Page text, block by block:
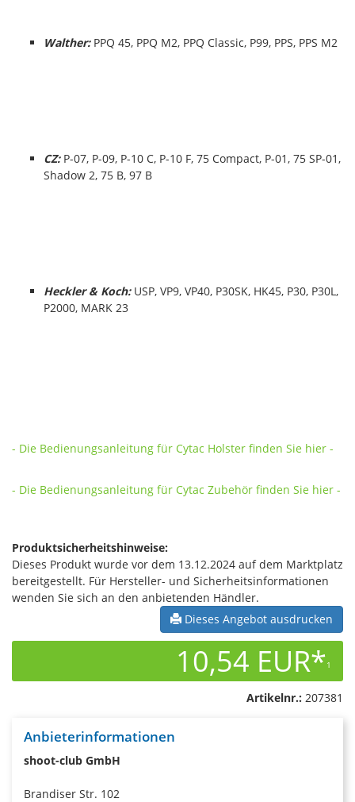
Walther: PPQ 45, PPQ M2, PPQ Classic, P99, PPS, PPS M2
CZ: P-07, P-09, P-10 C, P-10 F, 75 Compact, P-01, 75 SP-01,
Shadow 2, 75 B, 97 B
Heckler & Koch:USP, VP9, VP40, P30SK, HK45, P30, P30L,
P2000, MARK 23
- Die Bedienungsanleitung für Cytac Holster finden Sie hier -
- Die Bedienungsanleitung für Cytac Zubehör finden Sie hier -
Produktsicherheitshinweise:
Dieses Produkt wurde vor dem 13.12.2024 auf dem Marktplatz
bereitgestellt. Für Hersteller- und Sicherheitsinformationen
wenden Sie sich an den anbietenden Händler.
Dieses Angebot ausdrucken
10,54 EUR*1
Artikelnr.: 207381
Anbieterinformationen
shoot-club GmbH
Brandiser Str. 102